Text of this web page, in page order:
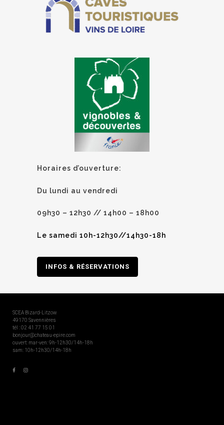
Horaires d’ouverture:
Du lundi au vendredi
09h30 – 12h30 // 14h00 – 18h00
Le samedi 10h-12h30//14h30-18h
INFOS & RÉSERVATIONS
SCEA Bizard-Litzow
49170 Savennières
tél : 02 41 77 15 01
bonjour@chateau-epire.com
ouvert: mar-ven: 9h-12h30/14h-18h
sam: 10h-12h30/14h-18h